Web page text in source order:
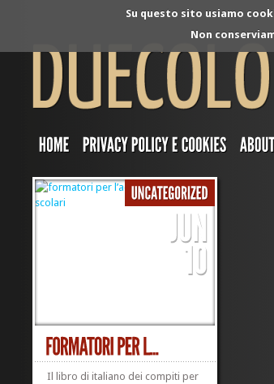
Su questo sito usiamo
Non
Il libro di italiano dei compiti per